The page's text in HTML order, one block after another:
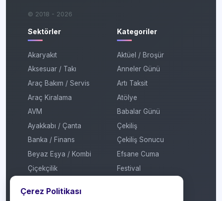
© 2018 - 2026
Sektörler
Akaryakıt
Aksesuar / Takı
Araç Bakım / Servis
Araç Kiralama
AVM
Ayakkabı / Çanta
Banka / Finans
Beyaz Eşya / Kombi
Çiçekçilik
Dijital Platform
Kategoriler
Aktüel / Broşür
Anneler Günü
Artı Taksit
Atölye
Babalar Günü
Çekiliş
Çekiliş Sonucu
Efsane Cuma
Festival
Çerez Politikası